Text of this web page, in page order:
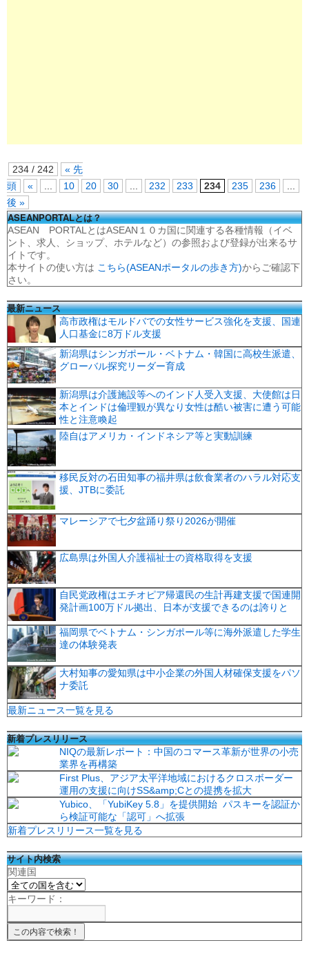
234 / 242
« 先
頭
« ... 10 20 30 ... 232 233 234 235 236 ...
後 »
ASEANPORTALとは？
ASEAN PORTALとはASEAN１０カ国に関連する各種情報（イベ
ント、求人、ショップ、ホテルなど）の参照および登録が出来るサ
イトです。
本サイトの使い方は こちら(ASEANポータルの歩き方)からご確認下
さい。
最新ニュース
高市政権はモルドバでの女性サービス強化を支援、国連
人口基金に8万ドル支援
新潟県はシンガポール・ベトナム・韓国に高校生派遣、
グローバル探究リーダー育成
新潟県は介護施設等へのインド人受入支援、大使館は日
本とインドは倫理観が異なり女性は酷い被害に遭う可能
性と注意喚起
陸自はアメリカ・インドネシア等と実動訓練
移民反対の石田知事の福井県は飲食業者のハラル対応支
援、JTBに委託
マレーシアで七夕盆踊り祭り2026が開催
広島県は外国人介護福祉士の資格取得を支援
自民党政権はエチオピア帰還民の生計再建支援で国連開
発計画100万ドル拠出、日本が支援できるのは誇りと
福岡県でベトナム・シンガポール等に海外派遣した学生
達の体験発表
大村知事の愛知県は中小企業の外国人材確保支援をパソ
ナ委託
最新ニュース一覧を見る
新着プレスリリース
NIQの最新レポート：中国のコマース革新が世界の小売
業界を再構築
First Plus、アジア太平洋地域におけるクロスボーダー
運用の支援に向けSS&amp;Cとの提携を拡大
Yubico、「YubiKey 5.8」を提供開始 パスキーを認証か
ら検証可能な「認可」へ拡張
新着プレスリリース一覧を見る
サイト内検索
関連国
キーワード：